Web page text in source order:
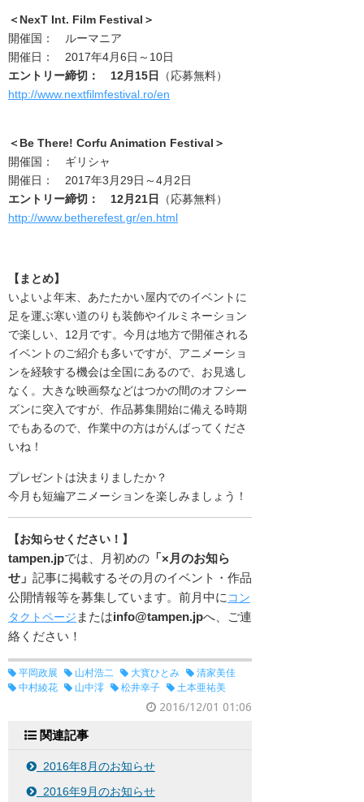
＜ NexT Int. Film Festival ＞
開催国： ルーマニア
開催日： 2017年4月6日～10日
エントリー締切： 12月15日
（応募無料）
http://www.nextfilmfestival.ro/en
＜ Be There! Corfu Animation Festival ＞
開催国： ギリシャ
開催日： 2017年3月29日～4月2日
エントリー締切： 12月21日
（応募無料）
http://www.betherefest.gr/en.html
【まとめ】
いよいよ年末、あたたかい屋内でのイベントに
足を運ぶ寒い道のりも装飾やイルミネーション
で楽しい、12月です。今月は地方で開催される
イベントのご紹介も多いですが、アニメーショ
ンを経験する機会は全国にあるので、お見逃し
なく。大きな映画祭などはつかの間のオフシー
ズンに突入ですが、作品募集開始に備える時期
でもあるので、作業中の方はがんばってくださ
いね！
プレゼントは決まりましたか？
今月も短編アニメーションを楽しみましょう！
【お知らせください！】
tampen.jpでは、月初めの 「×月のお知ら
せ」 記事に掲載するその月のイベント・作品
公開情報等を募集しています。前月中に コン
タクトページ またはinfo@tampen.jpへ、ご連
絡ください！
平岡政展 山村浩二 大寳ひとみ
清家美佳
中村綾花
山中澪 松井幸子 土本亜祐美
2016/12/01 01:06
関連記事
2016年8月のお知らせ
2016年9月のお知らせ